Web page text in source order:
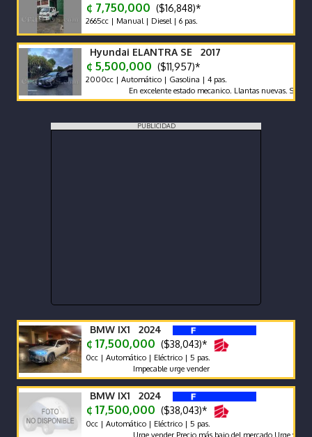
¢ 7,750,000 ($16,848)*
2665cc | Manual | Diesel | 6 pas.
Hyundai ELANTRA SE 2017
¢ 5,500,000 ($11,957)*
2000cc | Automático | Gasolina | 4 pas.
En excelente estado mecanico. Llantas nuevas. Se
PUBLICIDAD
BMW IX1 2024
¢ 17,500,000 ($38,043)*
0cc | Automático | Eléctrico | 5 pas.
Impecable urge vender
BMW IX1 2024
¢ 17,500,000 ($38,043)*
0cc | Automático | Eléctrico | 5 pas.
Urge vender Precio más bajo del mercado Urge vender